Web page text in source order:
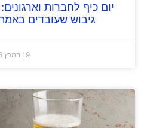
יום כיף לחברות
גיבוש שעובדים באמת